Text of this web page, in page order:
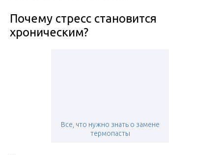
Почему стресс становится
хроническим?
Все, что нужно знать о замене
термопасты